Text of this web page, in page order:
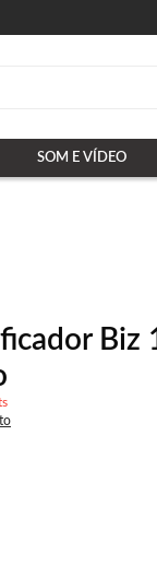
SOM E VÍDEO
Biz